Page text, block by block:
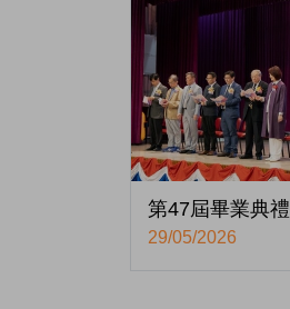
第47屆畢業典禮
29/05/2026